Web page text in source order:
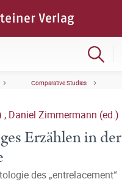
Comparative Studies
, Daniel Zimmermann (ed.)
Erzählen in der
des „entrelacement“